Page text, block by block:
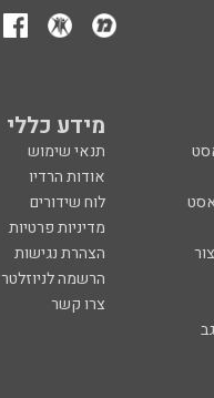
מידע כללי
תנאי שימוש
אודות הרדיו
לוח שידורים
מדיניות פרטיות
הצהרת נגישות
הרשמה לניוזלטר
צרו קשר